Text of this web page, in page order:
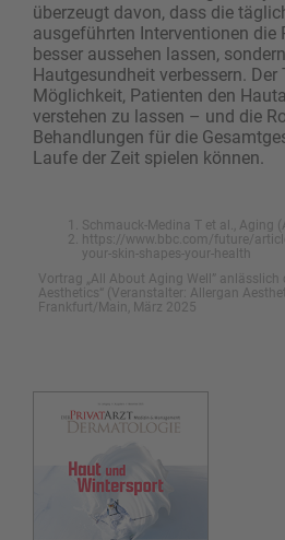
überzeugt davon, dass die
ausgeführten Interventionen die
besser aussehen lassen,
Hautgesundheit verbessern. Der
Möglichkeit, Patienten den
verstehen zu lassen – und die
Behandlungen für die
Laufe der Zeit spielen können.
Schmauck-Medina T et al., Aging
https://www.bbc.com/future/
your-skin-shapes-your-health
Vortrag „All About Aging Well” anlässlich
Aesthetics“ (Veranstalter: Allergan
Frankfurt/Main, März 2025